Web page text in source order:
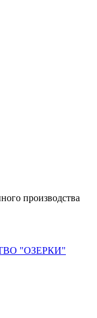
производства
"ОЗЕРКИ"